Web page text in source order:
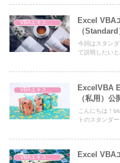
Excel VBA
（Standard
今回はスタン
て説明したいと
ExcelVBA
（私用）公
こんにちは！
トのスタンダー
Excel VBA